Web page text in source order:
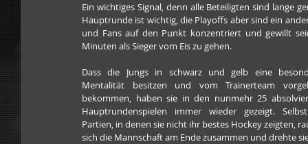
Ein wichtiges Signal, denn alle Beteiligten sind lange
Hauptrunde ist wichtig, die Playoffs aber sind ein
und Fans auf den Punkt konzentriert und gewillt
Minuten als Sieger vom Eis zu gehen.
Dass die Jungs in schwarz und gelb eine
Mentalität besitzen und vom Trainerteam
bekommen, haben sie in den nunmehr 25
Hauptrundenspielen immer wieder gezeigt.
Partien, in denen sie nicht ihr bestes Hockey zeigten,
sich die Mannschaft am Ende zusammen und drehte